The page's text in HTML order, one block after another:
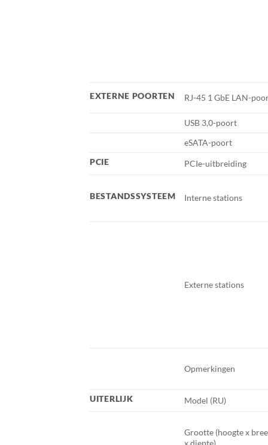
EXTERNE POORTEN RJ-45 1 GbE LAN-
USB 3,0-poort
eSATA-poort
PCIE
PCIe-uitbreiding
BESTANDSSYSTEEM Interne stations
Externe stations
Opmerkingen
UITERLIJK Model (RU)
Grootte (hoogte x
x diepte)